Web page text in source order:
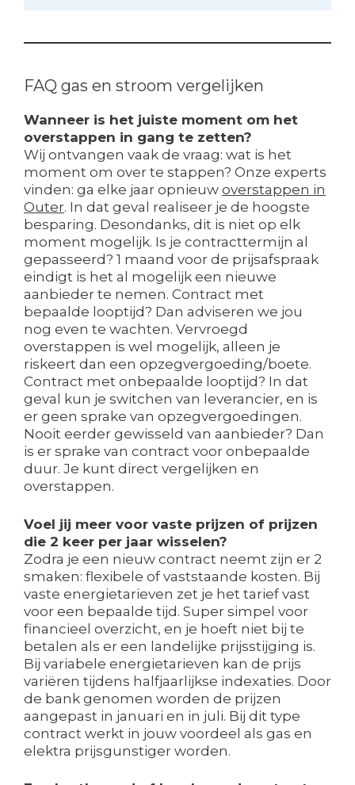
FAQ gas en stroom vergelijken
Wanneer is het juiste moment om het
overstappen in gang te zetten?
Wij ontvangen vaak de vraag: wat is het
moment om over te stappen? Onze experts
vinden: ga elke jaar opnieuw overstappen in
Outer. In dat geval realiseer je de hoogste
besparing. Desondanks, dit is niet op elk
moment mogelijk. Is je contracttermijn al
gepasseerd? 1 maand voor de prijsafspraak
eindigt is het al mogelijk een nieuwe
aanbieder te nemen. Contract met
bepaalde looptijd? Dan adviseren we jou
nog even te wachten. Vervroegd
overstappen is wel mogelijk, alleen je
riskeert dan een opzegvergoeding/boete.
Contract met onbepaalde looptijd? In dat
geval kun je switchen van leverancier, en is
er geen sprake van opzegvergoedingen.
Nooit eerder gewisseld van aanbieder? Dan
is er sprake van contract voor onbepaalde
duur. Je kunt direct vergelijken en
overstappen.
Voel jij meer voor vaste prijzen of prijzen
die 2 keer per jaar wisselen?
Zodra je een nieuw contract neemt zijn er 2
smaken: flexibele of vaststaande kosten. Bij
vaste energietarieven zet je het tarief vast
voor een bepaalde tijd. Super simpel voor
financieel overzicht, en je hoeft niet bij te
betalen als er een landelijke prijsstijging is.
Bij variabele energietarieven kan de prijs
variëren tijdens halfjaarlijkse indexaties. Door
de bank genomen worden de prijzen
aangepast in januari en in juli. Bij dit type
contract werkt in jouw voordeel als gas en
elektra prijsgunstiger worden.